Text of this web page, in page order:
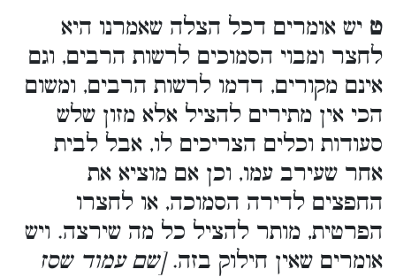
ט יש אומרים דכל הצלה שאמרנו היא
לחצר ומבוי הסמוכים לרשות הרבים, וגם
אינם מקורים, דדמו לרשות הרבים, ומשום
הכי אין מתירים להציל אלא מזון שלש
סעודות וכלים הצריכים לו, אבל לבית
אחר שעירב עמו, וכן אם מוציא את
החפצים לדירה הסמוכה, או לחצרו
הפרטית, מותר להציל כל מה שירצה. ויש
אומרים שאין חילוק בזה.[שם עמוד שסז